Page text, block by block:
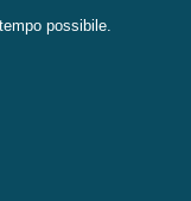
possibile.